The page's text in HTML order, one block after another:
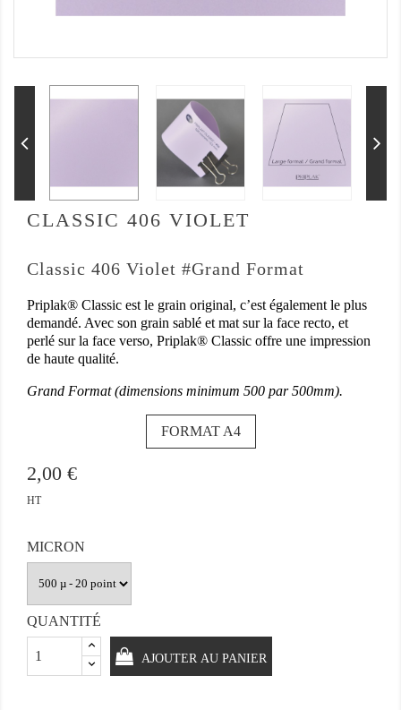
CLASSIC 406 VIOLET
Classic 406 Violet #Grand Format
Priplak® Classic est le grain original, c’est également le plus
demandé. Avec son grain sablé et mat sur la face recto, et
perlé sur la face verso, Priplak® Classic offre une impression
de haute qualité.
Grand Format (dimensions minimum 500 par 500mm).
FORMAT A4
2,00 €
HT
MICRON
QUANTITÉ
AJOUTER AU PANIER